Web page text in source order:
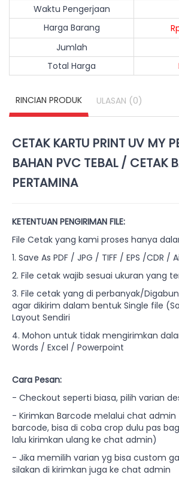
Waktu Pengerjaan
Harga Barang
Jumlah
Total Harga
RINCIAN PRODUK ULASAN (0)
CETAK KARTU PRINT UV MY
BAHAN PVC TEBAL / CETAK
PERTAMINA
KETENTUAN PENGIRIMAN FILE:
File Cetak yang kami proses hanya
1. Save As PDF / JPG / TIFF / EPS /CDR /
2. File cetak wajib sesuai ukuran yang
3. File cetak yang di perbanyak/
agar dikirim dalam bentuk Single file
Layout Sendiri
4. Mohon untuk tidak mengirimkan
Words / Excel / Powerpoint
Cara Pesan:
- Checkout seperti biasa, pilih varian
- Kirimkan Barcode melalui chat admin
barcode, bisa di coba crop dulu pas
lalu kirimkan ulang ke chat admin)
- Jika memilih varian yg bisa custom
silakan di kirimkan juga ke chat admin